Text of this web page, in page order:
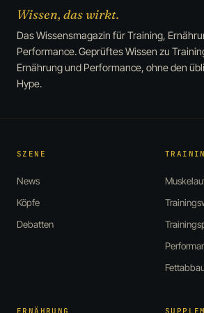
Wissen, das wirkt.
Das Wissensmagazin für Training,
Performance. Geprüftes Wissen zu
Ernährung und Performance, ohne den
Hype.
SZENE
News
Köpfe
Debatten
ERNÄHRUNG